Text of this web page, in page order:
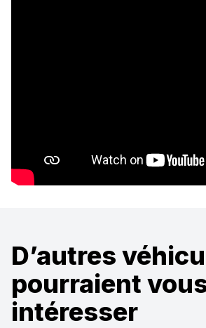
D’autres
pourraient
intéresser